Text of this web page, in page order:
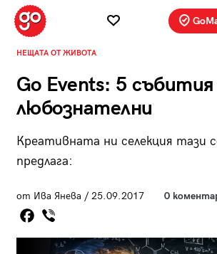
НЕЩАТА ОТ ЖИВОТА
Go Events: 5 събития
любознателни
Креативната ни селекция тази
предлага:
от Ива Янева / 25.09.2017 0